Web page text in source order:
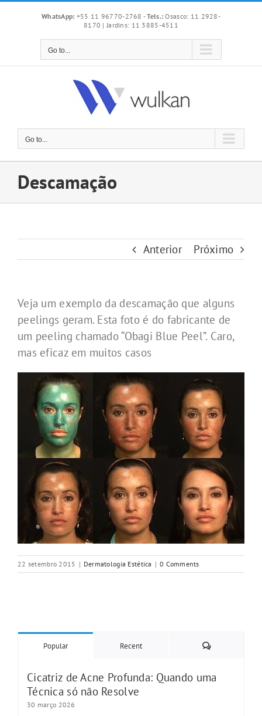
WhatsApp: +55 11 96770-2768 -Tels.: Osasco: 11 2928-
8170 | Jardins: 11 3885-4511
Go to...
Go to...
Descamação
Anterior Próximo
Veja um exemplo da descamação que alguns
peelings geram. Esta foto é do fabricante de
um peeling chamado “Obagi Blue Peel”. Caro,
mas eficaz em muitos casos
22 setembro 2015 | Dermatologia Estética | 0 Comments
Popular Recent Comments
Cicatriz de Acne Profunda: Quando uma
Técnica só não Resolve
30 março 2026